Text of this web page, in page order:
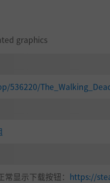
graphics
536220/
显示下载按钮： https://